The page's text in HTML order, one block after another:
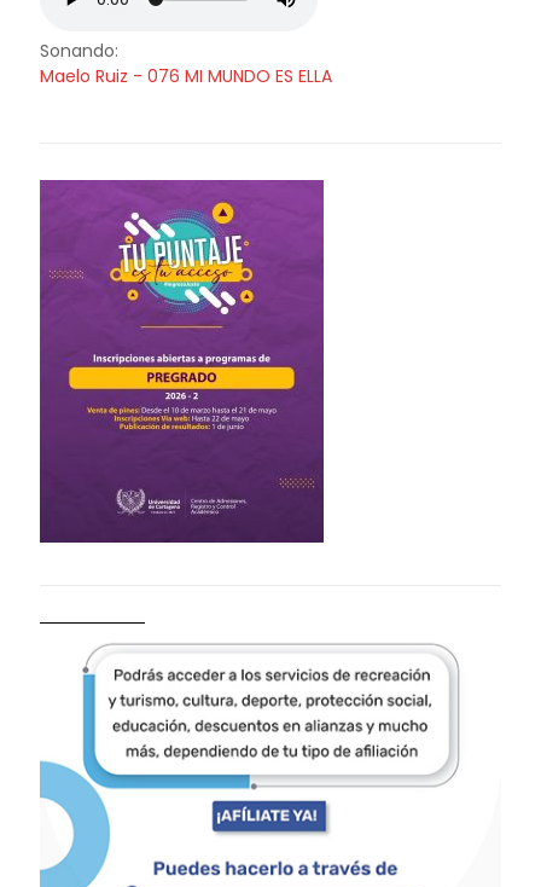
Sonando:
Maelo Ruiz - 076 MI MUNDO ES ELLA